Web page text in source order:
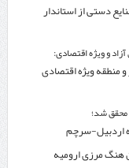
دستی از استاندار
و ویژه اقتصادی:
منطقه ویژه اقتصادی
محقق شد؛